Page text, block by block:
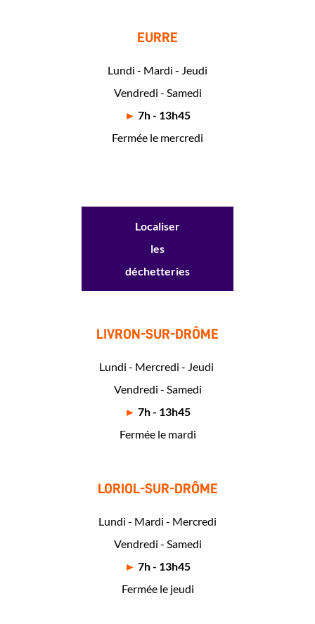
EURRE
Lundi - Mardi - Jeudi
Vendredi - Samedi
► 7h - 13h45
Fermée le mercredi
Localiser
les
déchetteries
LIVRON-SUR-DRÔME
Lundi - Mercredi - Jeudi
Vendredi - Samedi
► 7h - 13h45
Fermée le mardi
LORIOL-SUR-DRÔME
Lundi - Mardi - Mercredi
Vendredi - Samedi
► 7h - 13h45
Fermée le jeudi